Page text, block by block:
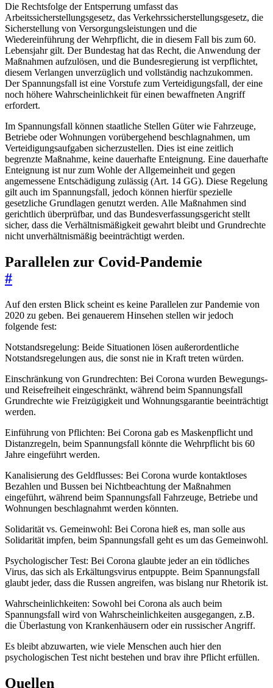
Die Rechtsfolge der Entsperrung umfasst das
Arbeitssicherstellungsgesetz, das Verkehrssicherstellungsgesetz, die
Sicherstellung von Versorgungsleistungen und die
Wiedereinführung der Wehrpflicht, die in diesem Fall bis zum 60.
Lebensjahr gilt. Der Bundestag hat das Recht, die Anwendung der
Maßnahmen aufzulösen, und die Bundesregierung ist verpflichtet,
diesem Verlangen unverzüglich und vollständig nachzukommen.
Der Spannungsfall ist eine Vorstufe zum Verteidigungsfall, der eine
noch höhere Wahrscheinlichkeit für einen bewaffneten Angriff
erfordert.
Im Spannungsfall können staatliche Stellen Güter wie Fahrzeuge,
Betriebe oder Wohnungen vorübergehend beschlagnahmen, um
Verteidigungsaufgaben sicherzustellen. Dies ist eine zeitlich
begrenzte Maßnahme, keine dauerhafte Enteignung. Eine dauerhafte
Enteignung ist nur zum Wohle der Allgemeinheit und gegen
angemessene Entschädigung zulässig (Art. 14 GG). Diese Regelung
gilt auch im Spannungsfall, jedoch können hierfür spezielle
gesetzliche Grundlagen genutzt werden. Alle Maßnahmen sind
gerichtlich überprüfbar, und das Bundesverfassungsgericht stellt
sicher, dass die Verhältnismäßigkeit gewahrt bleibt und Grundrechte
nicht unverhältnismäßig beeinträchtigt werden.
Parallelen zur Covid-Pandemie
#
Auf den ersten Blick scheint es keine Parallelen zur Pandemie von
2020 zu geben. Bei genauerem Hinsehen stellen wir jedoch
folgende fest:
Notstandsregelung: Beide Situationen lösen außerordentliche
Notstandsregelungen aus, die sonst nie in Kraft treten würden.
Einschränkung von Grundrechten: Bei Corona wurden Bewegungs-
und Reisefreiheit eingeschränkt, während beim Spannungsfall
Grundrechte wie Freizügigkeit und Wohnungsgarantie beeinträchtigt
werden.
Einführung von Pflichten: Bei Corona gab es Maskenpflicht und
Distanzregeln, beim Spannungsfall könnte die Wehrpflicht bis 60
Jahre eingeführt werden.
Kanalisierung des Geldflusses: Bei Corona wurde kontaktloses
Bezahlen und Bussen bei Nichtbeachtung der Maßnahmen
eingeführt, während beim Spannungsfall Fahrzeuge, Betriebe und
Wohnungen beschlagnahmt werden könnten.
Solidarität vs. Gemeinwohl: Bei Corona hieß es, man solle aus
Solidarität impfen, beim Spannungsfall geht es um das Gemeinwohl.
Psychologischer Test: Bei Corona glaubte jeder an ein tödliches
Virus, das sich als Erkältungsvirus entpuppte. Beim Spannungsfall
glaubt jeder, dass die Russen angreifen, was bislang nur Rhetorik ist.
Wahrscheinlichkeiten: Sowohl bei Corona als auch beim
Spannungsfall wird von Wahrscheinlichkeiten ausgegangen, z.B.
die Überlastung von Krankenhäusern oder ein russischer Angriff.
Es bleibt abzuwarten, wie viele Menschen auch hier den
psychologischen Test nicht bestehen und brav ihre Pflicht erfüllen.
Quellen